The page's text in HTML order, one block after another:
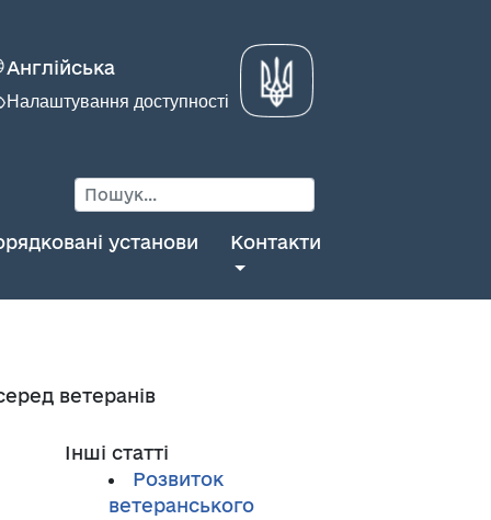
Англійська
Налаштування доступності
установи Контакти
ветеранів
Інші статті
Розвиток
ветеранського